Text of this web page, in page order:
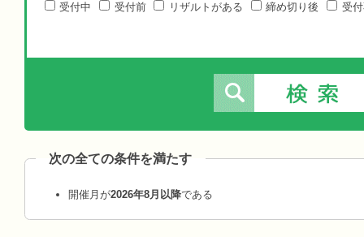
受付中 受付前 リザルトがある 締め切り後 受
次の全ての条件を満たす
開催月が2026年8月以降である